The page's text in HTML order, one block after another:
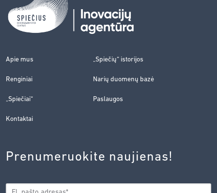
Apie mus „Spiečių“ istorijos
Renginiai Narių duomenų bazė
„Spiečiai“ Paslaugos
Kontaktai
Prenumeruokite naujienas!
EL.